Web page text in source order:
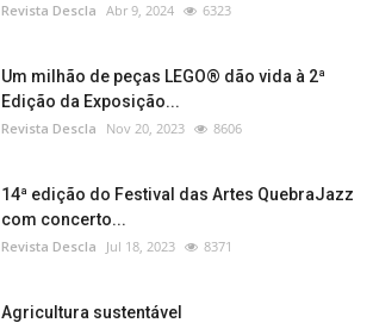
Revista Descla Abr 9, 2024 6323
Um milhão de peças LEGO® dão vida à 2ª
Edição da Exposição...
Revista Descla Nov 20, 2023 8606
14ª edição do Festival das Artes QuebraJazz
com concerto...
Revista Descla Jul 18, 2023 8371
Agricultura sustentável